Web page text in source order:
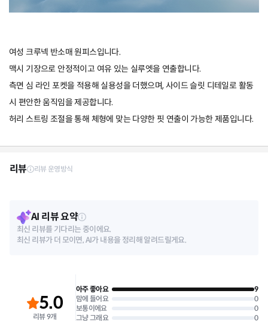
여성 크루넥 반소매 원피스입니다.
맥시 기장으로 안정적이고 여유 있는 실루엣을 연출합니다.
측면 심 라인 포켓을 적용해 실용성을 더했으며, 사이드 슬릿 디테일로 활동
시 편안한 움직임을 제공합니다.
허리 스트링 조절을 통해 체형에 맞는 다양한 핏 연출이 가능한 제품입니다.